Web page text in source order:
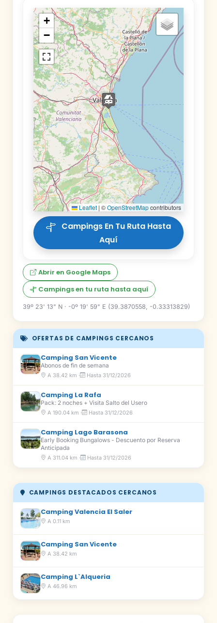
+
−
Leaflet | ©OpenStreetMapcontributors
Aquí
Abrir en Google Maps
Campings en tu ruta hasta aquí
39º 23' 13" N · -0º 19' 59" E (39.3870558, -0.33313829)
OFERTAS DE CAMPINGS CERCANOS
Camping San Vicente
Abonos de fin de semana
A 38.42 km · Hasta 31/12/2026
Camping La Rafa
Pack: 2 noches + Visita Salto del Usero
A 190.04 km · Hasta 31/12/2026
Camping Lago Barasona
Early Booking Bungalows - Descuento por Reserva
Anticipada
A 311.04 km · Hasta 31/12/2026
CAMPINGS DESTACADOS CERCANOS
Camping Valencia El Saler
A 0.11 km
Camping San Vicente
A 38.42 km
Camping L`Alqueria
A 46.96 km